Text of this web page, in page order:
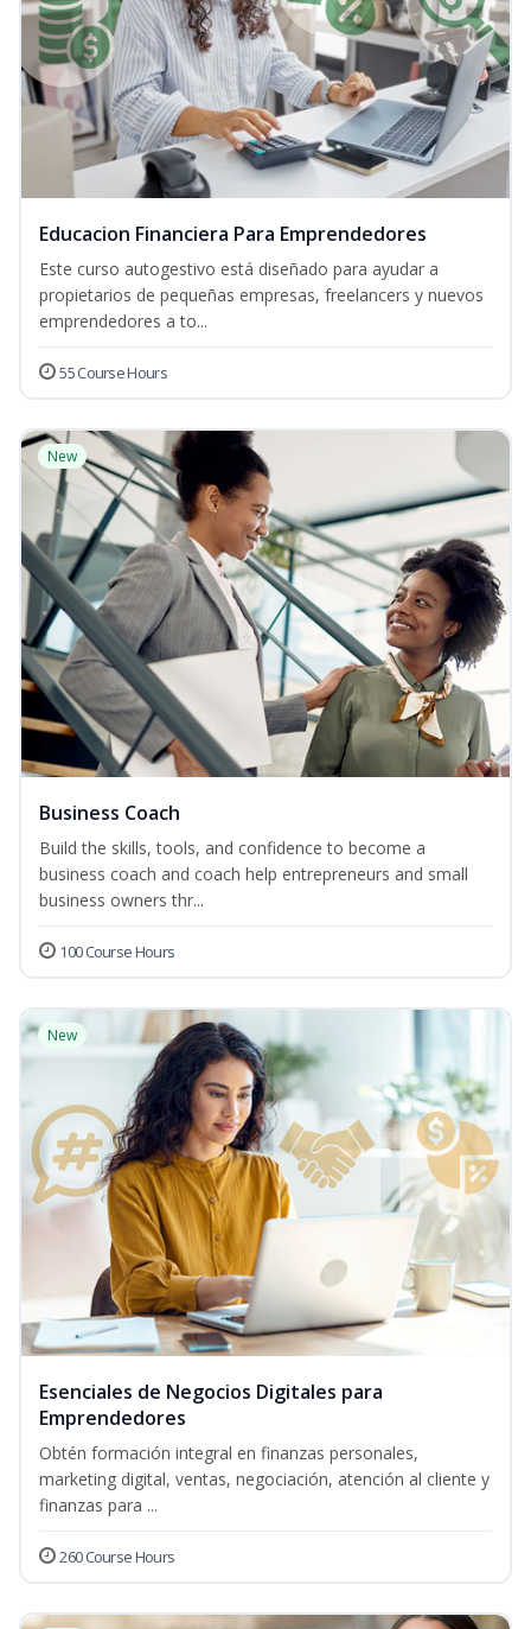
Educacion Financiera Para Emprendedores
Este curso autogestivo está diseñado para ayudar a
propietarios de pequeñas empresas, freelancers y nuevos
emprendedores a to...
55 Course Hours
New
Business Coach
Build the skills, tools, and confidence to become a
business coach and coach help entrepreneurs and small
business owners thr...
100 Course Hours
New
Esenciales de Negocios Digitales para
Emprendedores
Obtén formación integral en finanzas personales,
marketing digital, ventas, negociación, atención al cliente y
finanzas para ...
260 Course Hours